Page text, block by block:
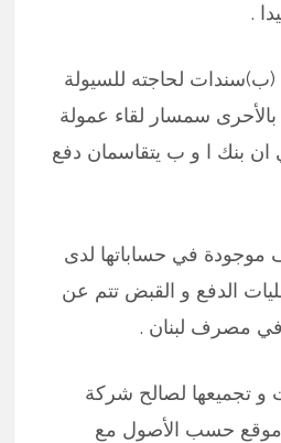
.
(ب)سندات لحاجته للسيولة
سمسار لقاء عمولة
٣٧٥ .،. % اي ان بنك ا و ب يتقاسمان دفع
موجودة في حساباتها لدى
الدفع و القبض تتم عن
في مصرف لبنان .
و تجميعها لصالح شركة
موقع حسب الأصول مع